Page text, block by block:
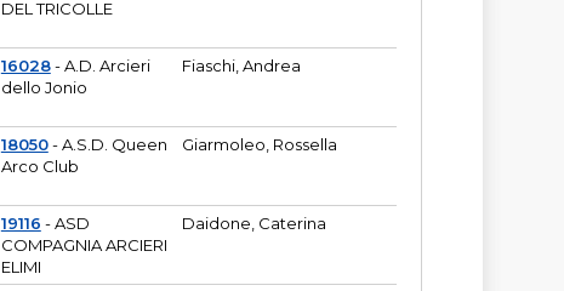
DEL TRICOLLE
16028- A.D. Arcieri
dello Jonio
Fiaschi, Andrea
18050- A.S.D. Queen
Arco Club
Giarmoleo, Rossella
19116 - ASD
COMPAGNIA ARCIERI
ELIMI
Daidone, Caterina